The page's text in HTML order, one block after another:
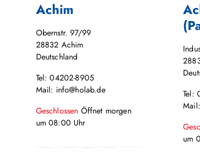
Achim
Obernstr. 97/99
28832 Achim
Deutschland
Tel: 04202-8905
Mail: info@holab.de
Geschlossen Öffnet morgen
um08:00 Uhr
Tel:
um